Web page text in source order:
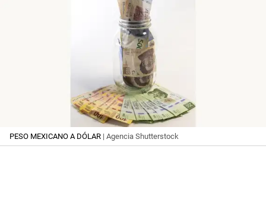
PESO MEXICANO A DÓLAR | Agencia Shutterstock